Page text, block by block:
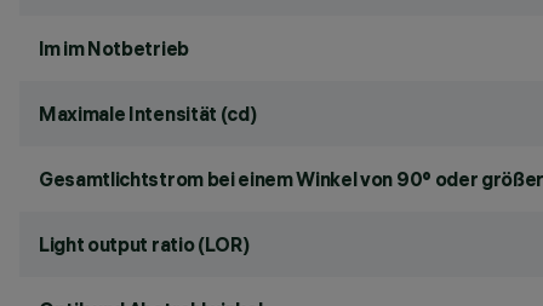
lm im Notbetrieb
Maximale Intensität (cd)
Gesamtlichtstrom bei einem Winkel von 90° oder
Light output ratio (LOR)